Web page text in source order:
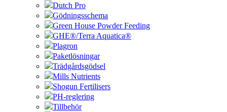
Dutch Pro
Gödningsschema
Green House Powder Feeding
GHE®/Terra Aquatica®
Plagron
Paketlösningar
Trädgårdsgödsel
Mills Nutrients
Shogun Fertilisers
PH-reglering
Tillbehör